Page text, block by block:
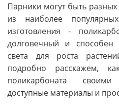
Парники могут быть
из наиболее
изготовления -
долговечный и способен
света для роста
подробно расскажем,
поликарбоната
доступные материалы и